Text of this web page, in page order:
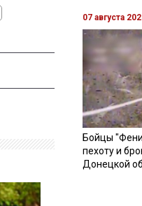
07 августа
Бойцы
пехоту и
Донецкой